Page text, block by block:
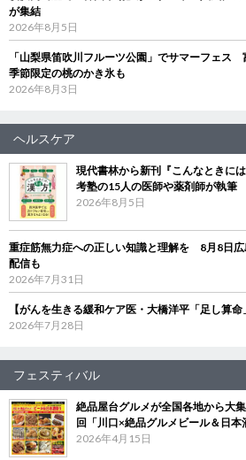
が集結
2026年8月5日
「山梨県笛吹川フルーツ公園」でサマーフェス
季節限定の桃のかき氷も
2026年8月3日
ヘルスケア
現代書林から新刊『こんなときに
考塾の15人の医師や薬剤師が執筆
2026年8月5日
重症筋無力症への正しい知識と理解を 8月8日
配信も
2026年7月31日
【がんを生きる緩和ケア医・大橋洋平「足し算
2026年7月28日
フェスティバル
絶品屋台グルメが全国各地から大
回「川口×絶品グルメビール＆日
2026年4月15日